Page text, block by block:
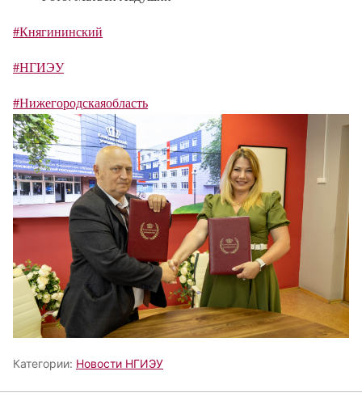
#Княгининский
#НГИЭУ
#Нижегородскаяобласть
Категории: Новости НГИЭУ